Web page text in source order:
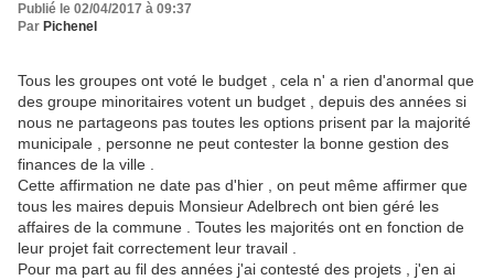
Publié le 02/04/2017 à 09:37
Par Pichenel
Tous les groupes ont voté le budget , cela n' a rien d'anormal que
des groupe minoritaires votent un budget , depuis des années si
nous ne partageons pas toutes les options prisent par la majorité
municipale , personne ne peut contester la bonne gestion des
finances de la ville .
Cette affirmation ne date pas d'hier , on peut même affirmer que
tous les maires depuis Monsieur Adelbrech ont bien géré les
affaires de la commune . Toutes les majorités ont en fonction de
leur projet fait correctement leur travail .
Pour ma part au fil des années j'ai contesté des projets , j'en ai